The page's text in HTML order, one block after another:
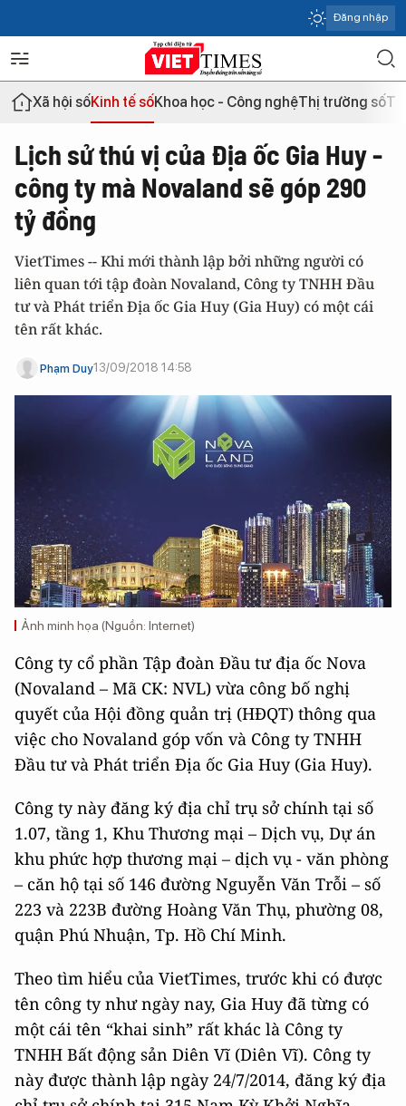
Đăng nhập
Xã hội sốKinh tế sốKhoa học - Công nghệThị trường số
Lịch sử thú vị của Địa ốc Gia Huy -
công ty mà Novaland sẽ góp 290
tỷ đồng
VietTimes -- Khi mới thành lập bởi những người có
liên quan tới tập đoàn Novaland, Công ty TNHH Đầu
tư và Phát triển Địa ốc Gia Huy (Gia Huy) có một cái
tên rất khác.
Phạm Duy13/09/2018 14:58
Ảnh minh họa (Nguồn: Internet)
Công ty cổ phần Tập đoàn Đầu tư địa ốc Nova
(Novaland – Mã CK: NVL) vừa công bố nghị
quyết của Hội đồng quản trị (HĐQT) thông qua
việc cho Novaland góp vốn và Công ty TNHH
Đầu tư và Phát triển Địa ốc Gia Huy (Gia Huy).
Công ty này đăng ký địa chỉ trụ sở chính tại số
1.07, tầng 1, Khu Thương mại – Dịch vụ, Dự án
khu phức hợp thương mại – dịch vụ - văn phòng
– căn hộ tại số 146 đường Nguyễn Văn Trỗi – số
223 và 223B đường Hoàng Văn Thụ, phường 08,
quận Phú Nhuận, Tp. Hồ Chí Minh.
Theo tìm hiểu của VietTimes, trước khi có được
tên công ty như ngày nay, Gia Huy đã từng có
một cái tên “khai sinh” rất khác là Công ty
TNHH Bất động sản Diên Vĩ (Diên Vĩ). Công ty
này được thành lập ngày 24/7/2014, đăng ký địa